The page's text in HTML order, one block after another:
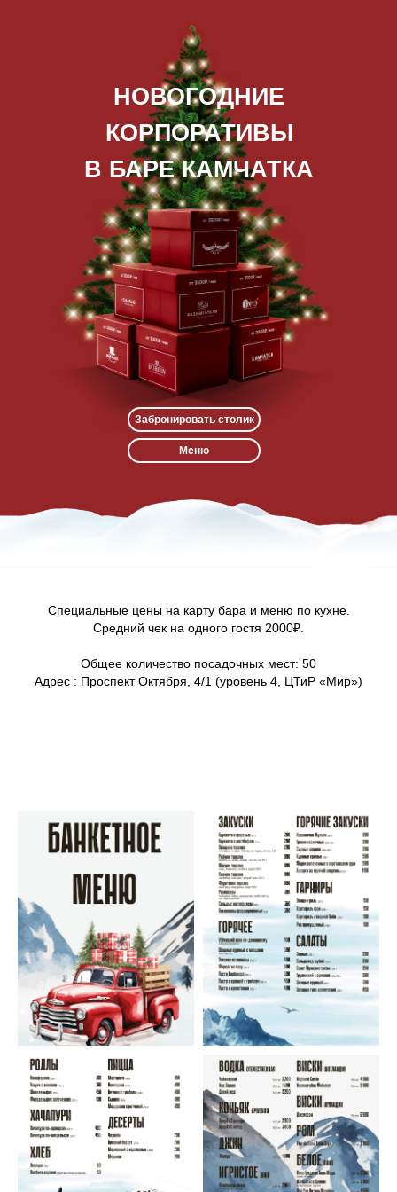
НОВОГОДНИЕ
КОРПОРАТИВЫ
В БАРЕ КАМЧАТКА
Забронировать столик
Меню
Специальные цены на карту бара и меню по кухне.
Средний чек на одного гостя 2000₽.
Общее количество посадочных мест: 50
Адрес : Проспект Октября, 4/1 (уровень 4, ЦТиР «Мир»)